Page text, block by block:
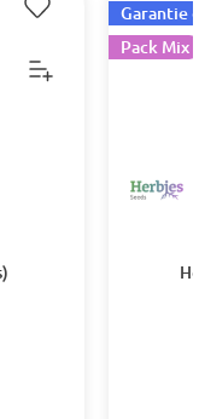
Garantie
Pack Mix